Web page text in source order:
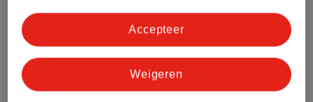
Productinformatie
Nature Impact Score
Weigeren
Accepteer